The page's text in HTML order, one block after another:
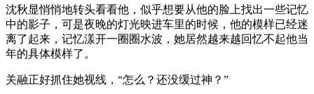
沈秋显悄悄地转头看看他，似乎想要从他的脸上找出一些记忆
中的影子，可是夜晚的灯光映进车里的时候，他的模样已经迷
离了起来，记忆漾开一圈圈水波，她居然越来越回忆不起他当
年的具体模样了。
关融正好抓住她视线，“怎么？还没缓过神？”